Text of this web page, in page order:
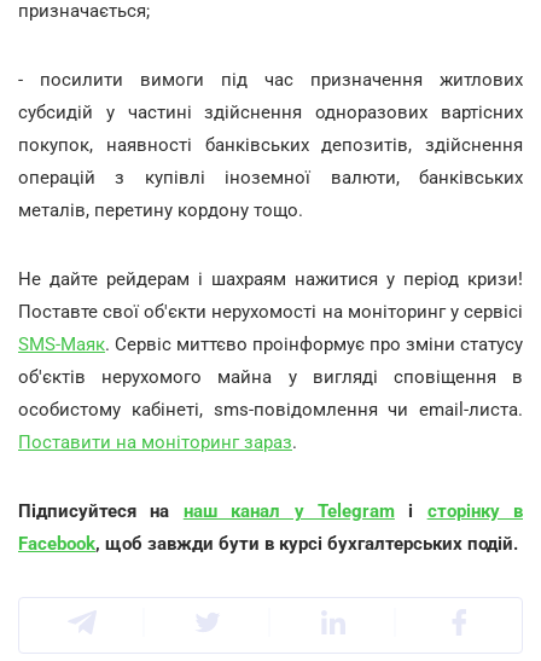
призначається;
- посилити вимоги під час призначення житлових
субсидій у частині здійснення одноразових вартісних
покупок, наявності банківських депозитів, здійснення
операцій з купівлі іноземної валюти, банківських
металів, перетину кордону тощо.
Не дайте рейдерам і шахраям нажитися у період кризи!
Поставте свої об'єкти нерухомості на моніторинг у сервісі
SMS-Маяк. Сервіс миттєво проінформує про зміни статусу
об'єктів нерухомого майна у вигляді сповіщення в
особистому кабінеті, sms-повідомлення чи email-листа.
Поставити на моніторинг зараз.
Підписуйтеся на наш канал у Telegramі сторінку в
Facebook, щоб завжди бути в курсі бухгалтерських подій.